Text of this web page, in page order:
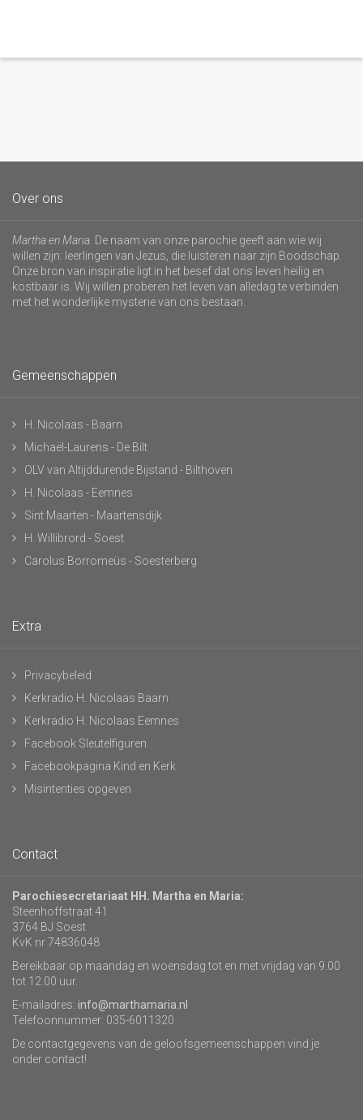
Over ons
Martha en Maria . De naam van onze parochie geeft aan wie wij
willen zijn: leerlingen van Jezus, die luisteren naar zijn Boodschap.
Onze bron van inspiratie ligt in het besef dat ons leven heilig en
kostbaar is. Wij willen proberen het leven van alledag te verbinden
met het wonderlijke mysterie van ons bestaan.
Gemeenschappen
H. Nicolaas - Baarn
Michaël-Laurens - De Bilt
OLV van Altijddurende Bijstand - Bilthoven
H. Nicolaas - Eemnes
Sint Maarten - Maartensdijk
H. Willibrord - Soest
Carolus Borromeüs - Soesterberg
Extra
Privacybeleid
Kerkradio H. Nicolaas Baarn
Kerkradio H. Nicolaas Eemnes
Facebook Sleutelfiguren
Facebookpagina Kind en Kerk
Misintenties opgeven
Contact
Parochiesecretariaat HH. Martha en Maria:
Steenhoffstraat 41
3764 BJ Soest
KvK nr 74836048
Bereikbaar op maandag en woensdag tot en met vrijdag van 9.00
tot 12.00 uur.
E-mailadres: info@marthamaria.nl
Telefoonnummer: 035-6011320
De contactgegevens van de geloofsgemeenschappen vind je
onder contact!